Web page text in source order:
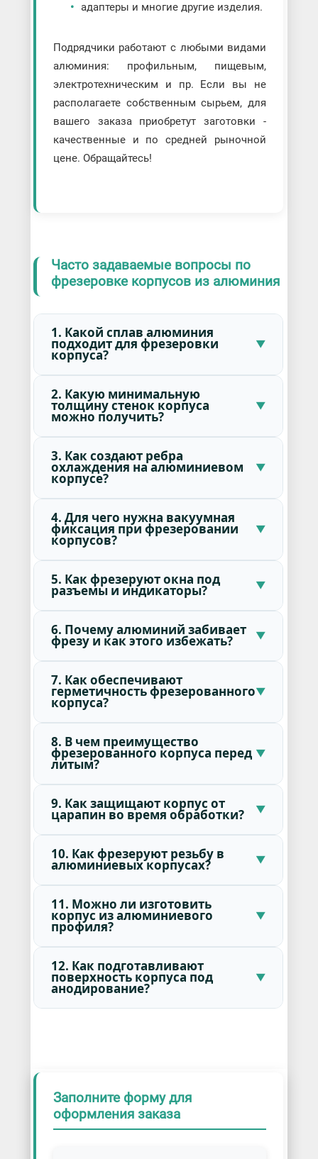
адаптеры и многие другие изделия.
Подрядчики работают с любыми видами
алюминия: профильным, пищевым,
электротехническим и пр. Если вы не
располагаете собственным сырьем, для
вашего заказа приобретут заготовки -
качественные и по средней рыночной
цене. Обращайтесь!
Часто задаваемые вопросы по
фрезеровке корпусов из алюминия
1. Какой сплав алюминия
подходит для фрезеровки
корпуса?
2. Какую минимальную
толщину стенок корпуса
можно получить?
3. Как создают ребра
охлаждения на алюминиевом
корпусе?
4. Для чего нужна вакуумная
фиксация при фрезеровании
корпусов?
5. Как фрезеруют окна под
разъемы и индикаторы?
6. Почему алюминий забивает
фрезу и как этого избежать?
7. Как обеспечивают
герметичность фрезерованного
корпуса?
8. В чем преимущество
фрезерованного корпуса перед
литым?
9. Как защищают корпус от
царапин во время обработки?
10. Как фрезеруют резьбу в
алюминиевых корпусах?
11. Можно ли изготовить
корпус из алюминиевого
профиля?
12. Как подготавливают
поверхность корпуса под
анодирование?
Заполните форму для
оформления заказа